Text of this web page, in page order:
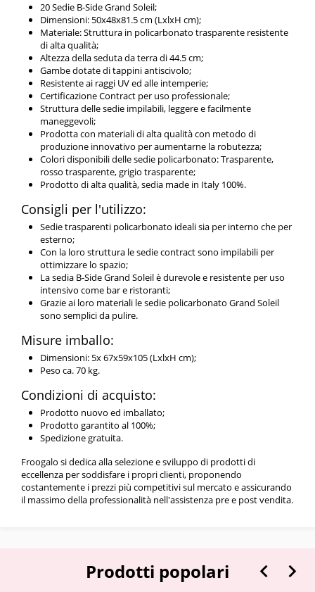
20 Sedie B-Side Grand Soleil;
Dimensioni: 50x48x81.5 cm (LxlxH cm);
Materiale: Struttura in policarbonato trasparente resistente
di alta qualità;
Altezza della seduta da terra di 44.5 cm;
Gambe dotate di tappini antiscivolo;
Resistente ai raggi UV ed alle intemperie;
Certificazione Contract per uso professionale;
Struttura delle sedie impilabili, leggere e facilmente
maneggevoli;
Prodotta con materiali di alta qualità con metodo di
produzione innovativo per aumentarne la robutezza;
Colori disponibili delle sedie policarbonato: Trasparente,
rosso trasparente, grigio trasparente;
Prodotto di alta qualità, sedia made in Italy 100%.
Consigli per l'utilizzo:
Sedie trasparenti policarbonato ideali sia per interno che per
esterno;
Con la loro struttura le sedie contract sono impilabili per
ottimizzare lo spazio;
La sedia B-Side Grand Soleil è durevole e resistente per uso
intensivo come bar e ristoranti;
Grazie ai loro materiali le sedie policarbonato Grand Soleil
sono semplici da pulire.
Misure imballo:
Dimensioni: 5x 67x59x105 (LxlxH cm);
Peso ca. 70 kg.
Condizioni di acquisto:
Prodotto nuovo ed imballato;
Prodotto garantito al 100%;
Spedizione gratuita.
Froogalo si dedica alla selezione e sviluppo di prodotti di
eccellenza per soddisfare i propri clienti, proponendo
costantemente i prezzi più competitivi sul mercato e assicurando
il massimo della professionalità nell'assistenza pre e post vendita.
Prodotti popolari  